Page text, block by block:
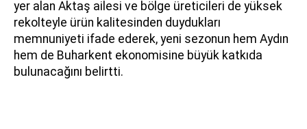
yer alan Aktaş ailesi ve bölge üreticileri de yüksek
rekolteyle ürün kalitesinden duydukları
memnuniyeti ifade ederek, yeni sezonun hem Aydın
hem de Buharkent ekonomisine büyük katkıda
bulunacağını belirtti.